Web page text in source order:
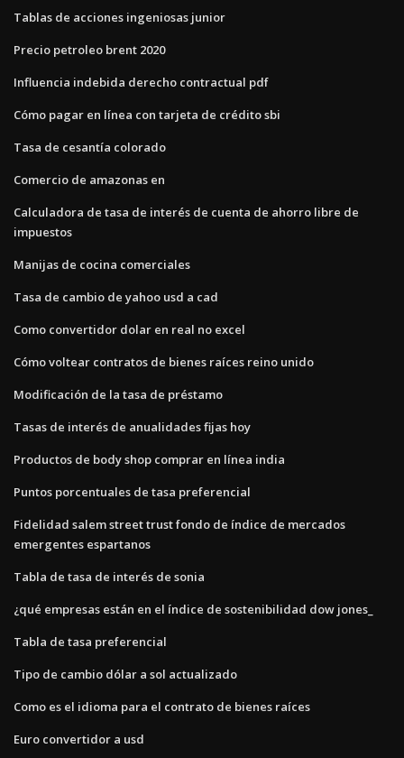
Tablas de acciones ingeniosas junior
Precio petroleo brent 2020
Influencia indebida derecho contractual pdf
Cómo pagar en línea con tarjeta de crédito sbi
Tasa de cesantía colorado
Comercio de amazonas en
Calculadora de tasa de interés de cuenta de ahorro libre de
impuestos
Manijas de cocina comerciales
Tasa de cambio de yahoo usd a cad
Como convertidor dolar en real no excel
Cómo voltear contratos de bienes raíces reino unido
Modificación de la tasa de préstamo
Tasas de interés de anualidades fijas hoy
Productos de body shop comprar en línea india
Puntos porcentuales de tasa preferencial
Fidelidad salem street trust fondo de índice de mercados
emergentes espartanos
Tabla de tasa de interés de sonia
¿qué empresas están en el índice de sostenibilidad dow jones_
Tabla de tasa preferencial
Tipo de cambio dólar a sol actualizado
Como es el idioma para el contrato de bienes raíces
Euro convertidor a usd